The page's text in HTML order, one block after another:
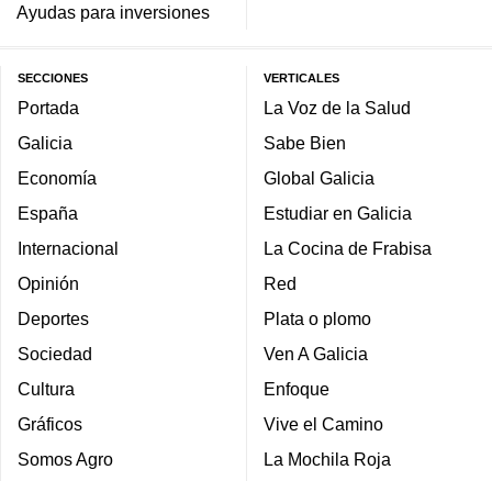
Ayudas para inversiones
SECCIONES
Portada
Galicia
Economía
España
Internacional
Opinión
Deportes
Sociedad
Cultura
Gráficos
Somos Agro
VERTICALES
La Voz de la Salud
Sabe Bien
Global Galicia
Estudiar en Galicia
La Cocina de Frabisa
Red
Plata o plomo
Ven A Galicia
Enfoque
Vive el Camino
La Mochila Roja